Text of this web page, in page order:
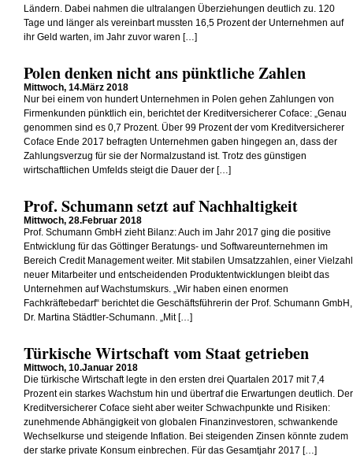
Ländern. Dabei nahmen die ultralangen Überziehungen deutlich zu. 120
Tage und länger als vereinbart mussten 16,5 Prozent der Unternehmen auf
ihr Geld warten, im Jahr zuvor waren […]
Polen denken nicht ans pünktliche Zahlen
Mittwoch, 14.März 2018
Nur bei einem von hundert Unternehmen in Polen gehen Zahlungen von
Firmenkunden pünktlich ein, berichtet der Kreditversicherer Coface: „Genau
genommen sind es 0,7 Prozent. Über 99 Prozent der vom Kreditversicherer
Coface Ende 2017 befragten Unternehmen gaben hingegen an, dass der
Zahlungsverzug für sie der Normalzustand ist. Trotz des günstigen
wirtschaftlichen Umfelds steigt die Dauer der […]
Prof. Schumann setzt auf Nachhaltigkeit
Mittwoch, 28.Februar 2018
Prof. Schumann GmbH zieht Bilanz: Auch im Jahr 2017 ging die positive
Entwicklung für das Göttinger Beratungs- und Softwareunternehmen im
Bereich Credit Management weiter. Mit stabilen Umsatzzahlen, einer Vielzahl
neuer Mitarbeiter und entscheidenden Produktentwicklungen bleibt das
Unternehmen auf Wachstumskurs. „Wir haben einen enormen
Fachkräftebedarf“ berichtet die Geschäftsführerin der Prof. Schumann GmbH,
Dr. Martina Städtler-Schumann. „Mit […]
Türkische Wirtschaft vom Staat getrieben
Mittwoch, 10.Januar 2018
Die türkische Wirtschaft legte in den ersten drei Quartalen 2017 mit 7,4
Prozent ein starkes Wachstum hin und übertraf die Erwartungen deutlich. Der
Kreditversicherer Coface sieht aber weiter Schwachpunkte und Risiken:
zunehmende Abhängigkeit von globalen Finanzinvestoren, schwankende
Wechselkurse und steigende Inflation. Bei steigenden Zinsen könnte zudem
der starke private Konsum einbrechen. Für das Gesamtjahr 2017 […]